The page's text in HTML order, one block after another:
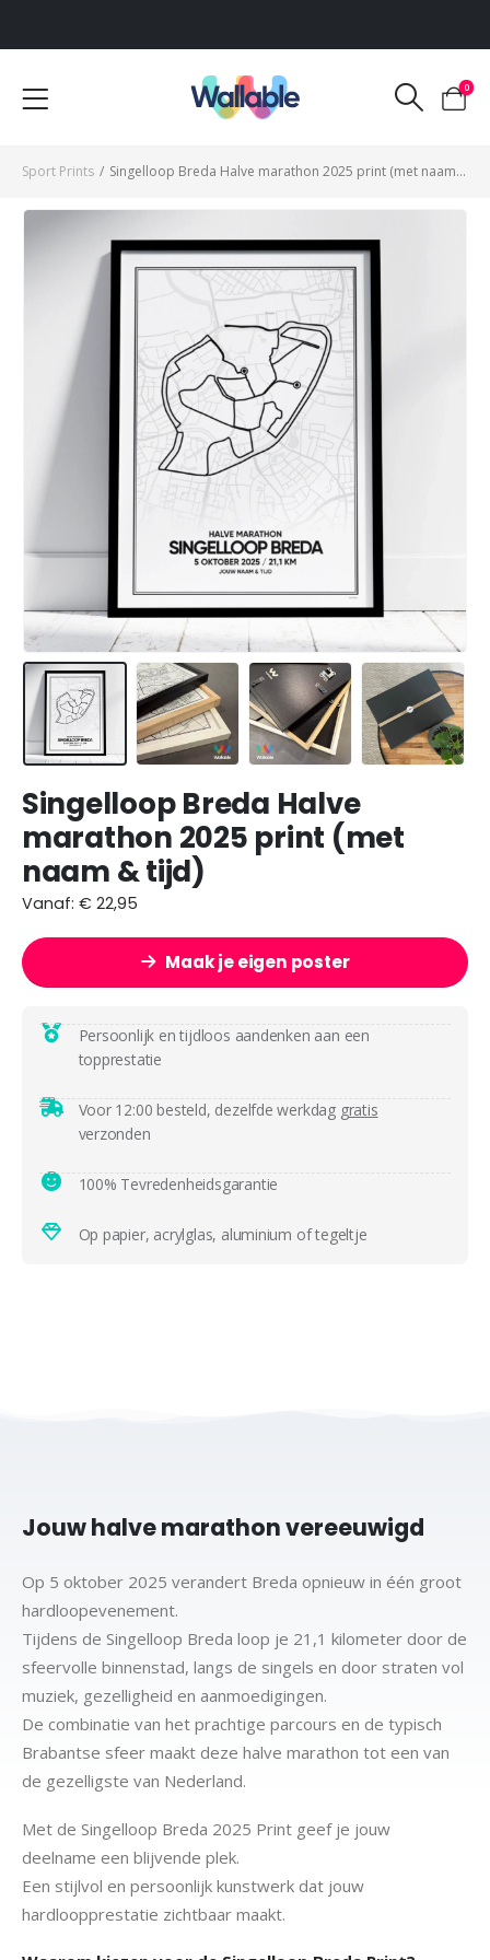
Voor 12:00 uur besteld, dezelfde werkdag verzonden
0
Sport Prints / Singelloop Breda Halve marathon 2025 print (met naam & tijd)
Singelloop Breda Halve
marathon 2025 print (met
naam & tijd)
Vanaf: € 22,95
Maak je eigen poster
Persoonlijk en tijdloos aandenken aan een
topprestatie
Voor 12:00 besteld, dezelfde werkdag gratis
verzonden
100% Tevredenheidsgarantie
Op papier, acrylglas, aluminium of tegeltje
Jouw halve marathon vereeuwigd
Op 5 oktober 2025 verandert Breda opnieuw in één groot
hardloopevenement.
Tijdens de Singelloop Breda loop je 21,1 kilometer door de
sfeervolle binnenstad, langs de singels en door straten vol
muziek, gezelligheid en aanmoedigingen.
De combinatie van het prachtige parcours en de typisch
Brabantse sfeer maakt deze halve marathon tot een van
de gezelligste van Nederland.
Met de Singelloop Breda 2025 Print geef je jouw
deelname een blijvende plek.
Een stijlvol en persoonlijk kunstwerk dat jouw
hardloopprestatie zichtbaar maakt.